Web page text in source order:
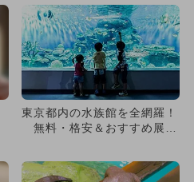
東京都内の水族館を全網羅！
無料・格安＆おすすめ展示